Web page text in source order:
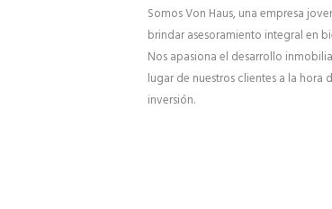
Somos Von Haus, una empresa
brindar asesoramiento integral en
Nos apasiona el desarrollo
lugar de nuestros clientes a la hora
inversión.